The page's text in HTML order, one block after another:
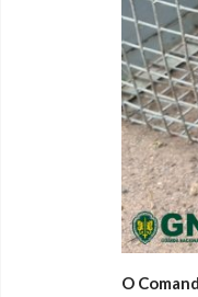
O